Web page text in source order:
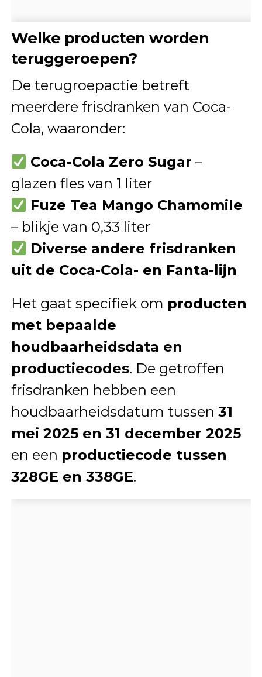
Welke producten worden
teruggeroepen?
De terugroepactie betreft
meerdere frisdranken van Coca-
Cola, waaronder:
Coca-Cola Zero Sugar –
glazen fles van 1 liter
Fuze Tea Mango Chamomile
– blikje van 0,33 liter
Diverse andere frisdranken
uit de Coca-Cola- en Fanta-lijn
Het gaat specifiek om producten
met bepaalde
houdbaarheidsdata en
productiecodes. De getroffen
frisdranken hebben een
houdbaarheidsdatum tussen 31
mei 2025 en 31 december 2025
en een productiecode tussen
328GE en 338GE.